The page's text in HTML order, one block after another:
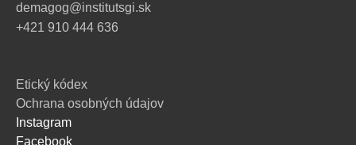
demagog@institutsgi.sk
+421 910 444 636
Etický kódex
Ochrana osobných údajov
Instagram
Facebook